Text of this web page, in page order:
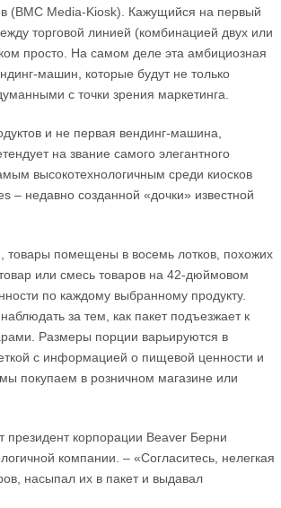
(BMC Media-Kiosk). Кажущийся на первый
торговой линией (комбинацией двух или
просто. На самом деле эта амбициозная
машин, которые будут не только
с точки зрения маркетинга.
и не первая вендинг-машина,
на звание самого элегантного
высокотехнологичным среди киосков
– недавно созданной «дочки» известной
товары помещены в восемь лотков, похожих
или смесь товаров на 42-дюймовом
по каждому выбранному продукту.
за тем, как пакет подъезжает к
Размеры порции варьируются в
с информацией о пищевой ценности и
покупаем в розничном магазине или
президент корпорации Beaver Берни
компании. – «Согласитесь, нелегкая
насыпал их в пакет и выдавал